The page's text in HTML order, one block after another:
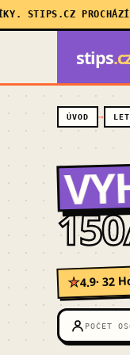
PROCHÁZÍ
stips
ÚVOD
★4.9· 32
POČET